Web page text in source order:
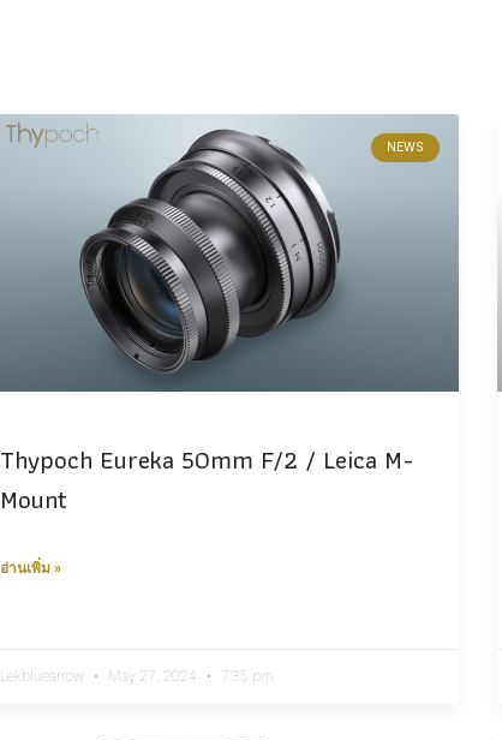
NEWS
Thypoch Eureka 50mm F/2 / Leica M-
Mount
อ่านเพิ่ม »
Lekbluearrow May 27, 2024 7:35 pm